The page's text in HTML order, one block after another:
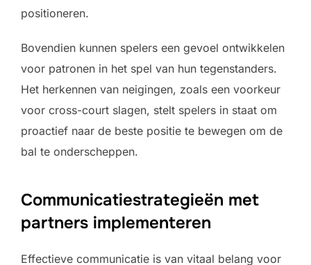
positioneren.
Bovendien kunnen spelers een gevoel ontwikkelen
voor patronen in het spel van hun tegenstanders.
Het herkennen van neigingen, zoals een voorkeur
voor cross-court slagen, stelt spelers in staat om
proactief naar de beste positie te bewegen om de
bal te onderscheppen.
Communicatiestrategieën met
partners implementeren
Effectieve communicatie is van vitaal belang voor